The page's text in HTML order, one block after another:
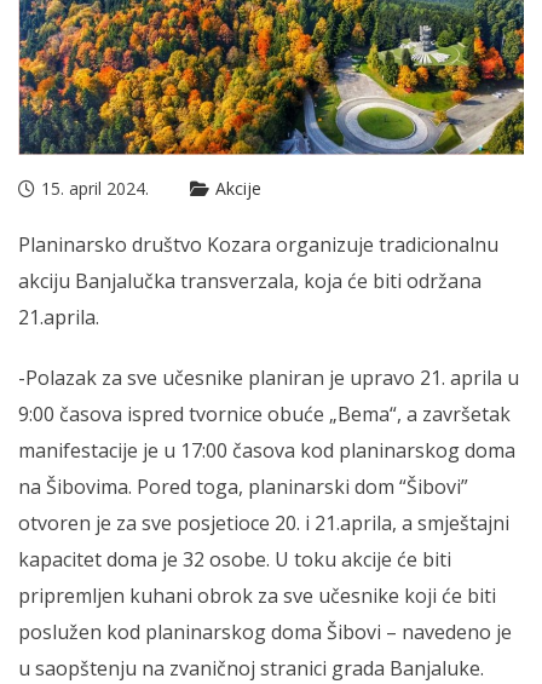
15. april 2024. Akcije
Planinarsko društvo Kozara organizuje tradicionalnu
akciju Banjalučka transverzala, koja će biti održana
21.aprila.
-Polazak za sve učesnike planiran je upravo 21. aprila u
9:00 časova ispred tvornice obuće „Bema“, a završetak
manifestacije je u 17:00 časova kod planinarskog doma
na Šibovima. Pored toga, planinarski dom “Šibovi”
otvoren je za sve posjetioce 20. i 21.aprila, a smještajni
kapacitet doma je 32 osobe. U toku akcije će biti
pripremljen kuhani obrok za sve učesnike koji će biti
poslužen kod planinarskog doma Šibovi – navedeno je
u saopštenju na zvaničnoj stranici grada Banjaluke.